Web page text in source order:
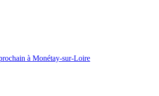
à Monétay-sur-Loire